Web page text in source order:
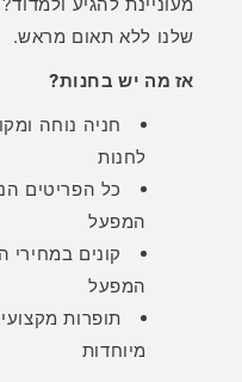
מעוניינת להגיע
שלנו ללא תאום מראש.
אז מה יש בחנות?
חניה נוחה
לחנות
כל הפריטים
המפעל
קונים
המפעל
תופרות
מיוחדות